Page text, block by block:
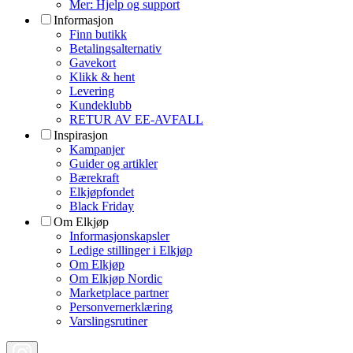
Mer: Hjelp og support
Informasjon
Finn butikk
Betalingsalternativ
Gavekort
Klikk & hent
Levering
Kundeklubb
RETUR AV EE-AVFALL
Inspirasjon
Kampanjer
Guider og artikler
Bærekraft
Elkjøpfondet
Black Friday
Om Elkjøp
Informasjonskapsler
Ledige stillinger i Elkjøp
Om Elkjøp
Om Elkjøp Nordic
Marketplace partner
Personvernerklæring
Varslingsrutiner